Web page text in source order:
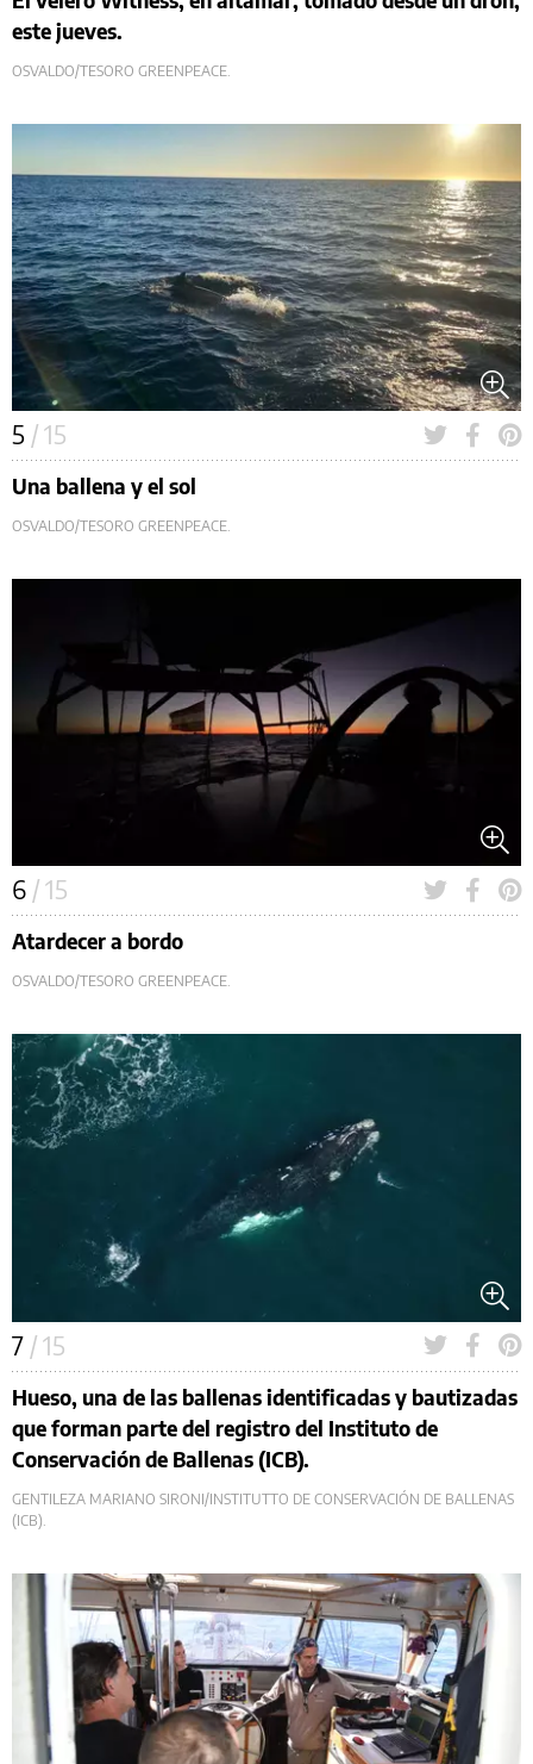
este jueves.
OSVALDO/TESORO GREENPEACE.
5 / 15
Una ballena y el sol
OSVALDO/TESORO GREENPEACE.
6 / 15
Atardecer a bordo
OSVALDO/TESORO GREENPEACE.
7 / 15
Hueso, una de las ballenas identificadas y bautizadas
que forman parte del registro del Instituto de
Conservación de Ballenas (ICB).
GENTILEZA MARIANO SIRONI/INSTITUTTO DE CONSERVACIÓN DE BALLENAS
(ICB).